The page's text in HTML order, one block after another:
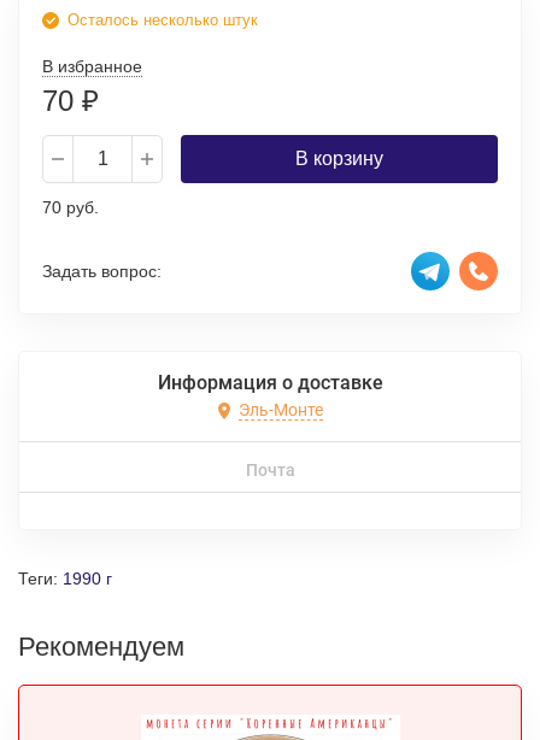
Осталось несколько штук
В избранное
70 ₽
В корзину
70 руб.
Задать вопрос:
Информация о доставке
Эль-Монте
Почта
Теги: 1990 г
Рекомендуем